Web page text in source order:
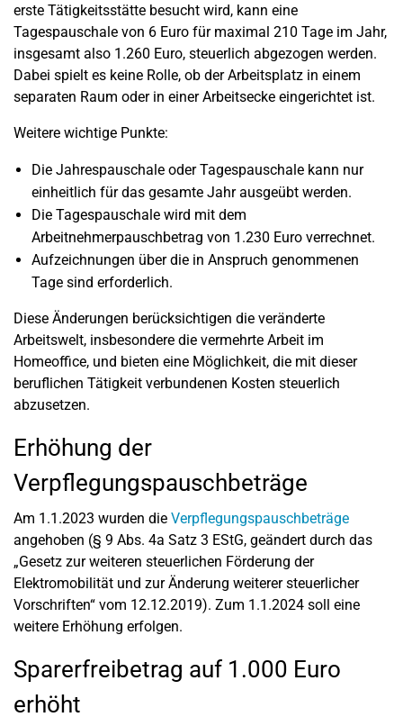
erste Tätigkeitsstätte besucht wird, kann eine
Tagespauschale von 6 Euro für maximal 210 Tage im Jahr,
insgesamt also 1.260 Euro, steuerlich abgezogen werden.
Dabei spielt es keine Rolle, ob der Arbeitsplatz in einem
separaten Raum oder in einer Arbeitsecke eingerichtet ist.
Weitere wichtige Punkte:
Die Jahrespauschale oder Tagespauschale kann nur
einheitlich für das gesamte Jahr ausgeübt werden.
Die Tagespauschale wird mit dem
Arbeitnehmerpauschbetrag von 1.230 Euro verrechnet.
Aufzeichnungen über die in Anspruch genommenen
Tage sind erforderlich.
Diese Änderungen berücksichtigen die veränderte
Arbeitswelt, insbesondere die vermehrte Arbeit im
Homeoffice, und bieten eine Möglichkeit, die mit dieser
beruflichen Tätigkeit verbundenen Kosten steuerlich
abzusetzen.
Erhöhung der
Verpflegungspauschbeträge
Am 1.1.2023 wurden die Verpflegungspauschbeträge
angehoben (§ 9 Abs. 4a Satz 3 EStG, geändert durch das
„Gesetz zur weiteren steuerlichen Förderung der
Elektromobilität und zur Änderung weiterer steuerlicher
Vorschriften“ vom 12.12.2019). Zum 1.1.2024 soll eine
weitere Erhöhung erfolgen.
Sparerfreibetrag auf 1.000 Euro
erhöht